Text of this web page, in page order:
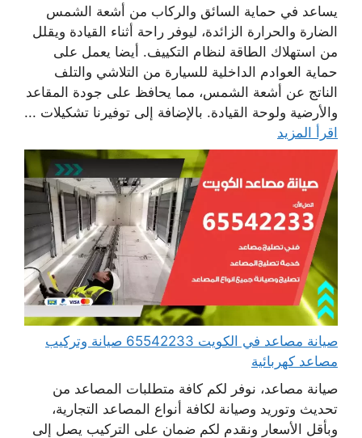
يساعد في حماية السائق والركاب من أشعة الشمس
الضارة والحرارة الزائدة، ليوفر راحة أثناء القيادة ويقلل
من استهلاك الطاقة لنظام التكييف. أيضا يعمل على
حماية العوادم الداخلية للسيارة من التلاشي والتلف
الناتج عن أشعة الشمس، مما يحافظ على جودة المقاعد
والأرضية ولوحة القيادة. بالإضافة إلى توفيرنا تشكيلات ...
اقرأ المزيد
صيانة مصاعد في الكويت 65542233 صيانة وتركيب
مصاعد كهربائية
صيانة مصاعد، نوفر لكم كافة متطلبات المصاعد من
تحديث وتوريد وصيانة لكافة أنواع المصاعد التجارية،
وبأقل الأسعار ونقدم لكم ضمان على التركيب يصل إلى